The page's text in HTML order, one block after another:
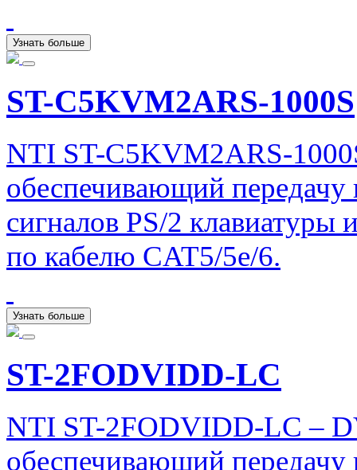
Узнать больше
ST-C5KVM2ARS-1000S
NTI ST-C5KVM2ARS-
обеспечивающий передачу
сигналов PS/2
по кабелю CAT5/5e/6.
Узнать больше
ST-2FODVIDD-LC
NTI ST-2FODVIDD-LC –
обеспечивающий передачу